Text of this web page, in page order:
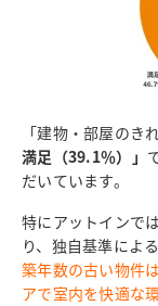
「建物・部屋のき
満足（39.1％）」
だいています。
特にアットインで
り、独自基準によ
築年数の古い物件
アで室内を快適な